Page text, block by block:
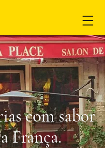
com sabor
França.